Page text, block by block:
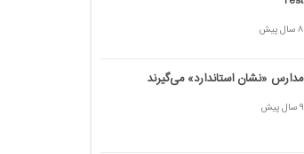
8 سال پیش
مدارس «نشان استاندارد» می‌گیرند
9 سال پیش